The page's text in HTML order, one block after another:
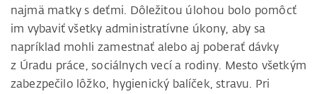
najmä matky s deťmi. Dôležitou úlohou bolo pomôcť
im vybaviť všetky administratívne úkony, aby sa
napríklad mohli zamestnať alebo aj poberať dávky
z Úradu práce, sociálnych vecí a rodiny. Mesto všetkým
zabezpečilo lôžko, hygienický balíček, stravu. Pri